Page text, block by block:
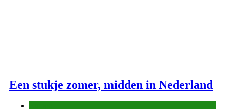
Een stukje zomer, midden in Nederland